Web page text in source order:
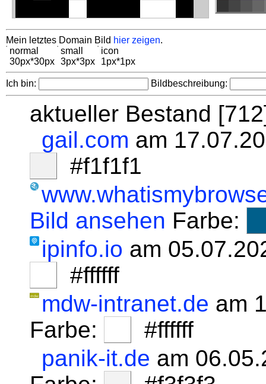
Mein letztes Domain Bild hier zeigen.
normal
30px*30px
small
3px*3px
icon
1px*1px
Ich bin: Bildbeschreibung:
aktueller Bestand
gail.com am
#f1f1f1
Bild ansehen Farbe:
ipinfo.io am
#ffffff
mdw-intranet.de am
Farbe:
#ffffff
panik-it.de am